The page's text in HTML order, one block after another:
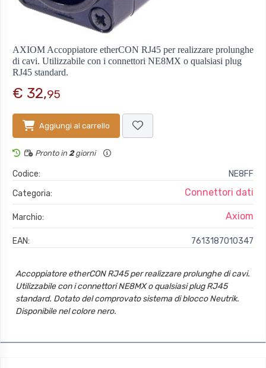
AXIOM Accoppiatore etherCON RJ45 per realizzare prolunghe
di cavi. Utilizzabile con i connettori NE8MX o qualsiasi plug
RJ45 standard.
€ 32,95
Aggiungi al carrello
Pronto in 2giorni
Codice:
NE8FF
Categoria:
Connettori dati
Marchio: Axiom
EAN: 7613187010347
Accoppiatore etherCON RJ45 per realizzare prolunghe di cavi.
Utilizzabile con i connettori NE8MX o qualsiasi plug RJ45
standard. Dotato del comprovato sistema di blocco Neutrik.
Disponibile nel colore nero.